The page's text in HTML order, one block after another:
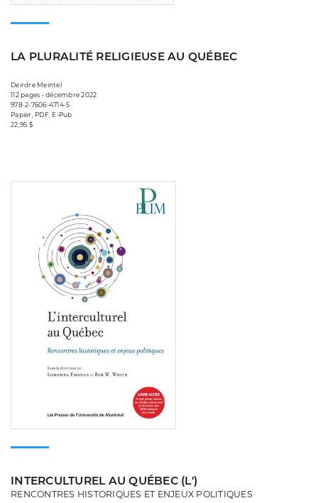
LA PLURALITÉ RELIGIEUSE AU QUÉBEC
Deirdre Meintel
112 pages • décembre 2022
978-2-7606-4714-5
Papier, PDF, E-Pub
22,95 $
INTERCULTUREL AU QUÉBEC (L')
RENCONTRES HISTORIQUES ET ENJEUX POLITIQUES